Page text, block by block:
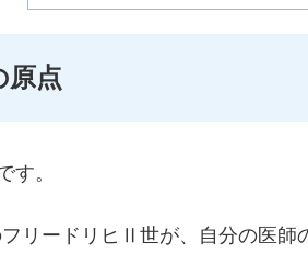
原点
す。
リードリヒⅡ世が、自分の医師